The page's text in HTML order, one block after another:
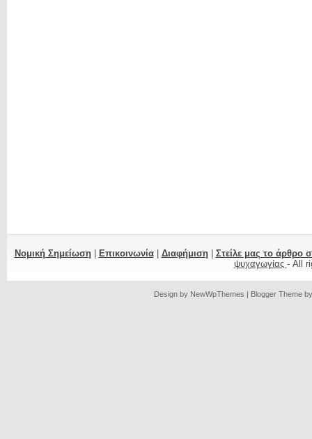
Νομική Σημείωση| Επικοινωνία| Διαφήμιση| Στείλε μας το άρθρο
ψυχαγωγίας - All
Design by NewWpThemes | Blogger Theme